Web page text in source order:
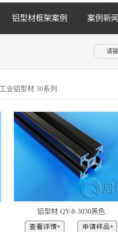
铝型材框架案例 案例新闻
工业铝型材 30系列
铝型材 QY-8-3030黑色